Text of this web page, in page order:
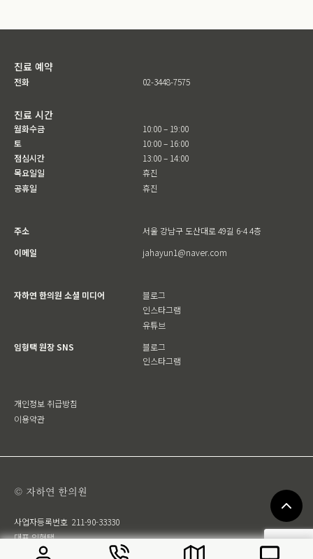
진료 예약
전화 02-3448-7575
진료 시간
월화수금
토
점심시간
목요일일
공휴일
10:00 – 19:00
10:00 – 16:00
13:00 – 14:00
휴진
휴진
주소
서울 강남구 도산대로 49길 6-4 4층
이메일
jahayun1@naver.com
자하연 한의원 소셜 미디어
블로그
인스타그램
유튜브
임형택 원장 SNS
블로그
인스타그램
개인정보 취급방침
이용약관
© 자하연 한의원
사업자등록번호 211-90-33330
대표 임형택